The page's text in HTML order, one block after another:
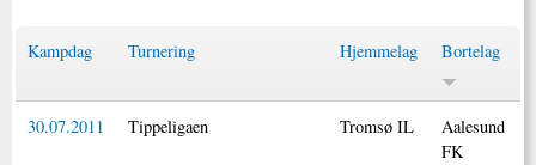
Kampdag Turnering Hjemmelag Bortelag
30.07.2011 Tippeligaen Tromsø IL
Aalesund
FK